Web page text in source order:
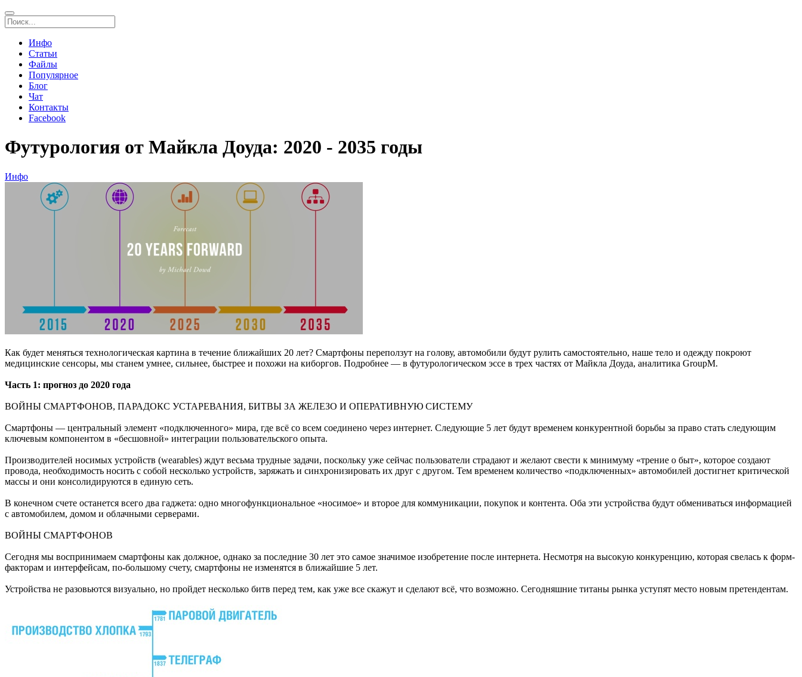
Инфо
Статьи
Файлы
Популярное
Блог
Чат
Контакты
Facebook
Футурология от Майкла Доуда: 2020 - 2035 годы
Инфо
Как будет меняться технологическая картина в течение ближайших 20 лет? Смартфоны переползут на голову, автомобили будут рулить самостоятельно, наше тело и одежду покроют
медицинские сенсоры, мы станем умнее, сильнее, быстрее и похожи на киборгов. Подробнее — в футурологическом эссе в трех частях от Майкла Доуда, аналитика GroupM.
Часть 1: прогноз до 2020 года
ВОЙНЫ СМАРТФОНОВ, ПАРАДОКС УСТАРЕВАНИЯ, БИТВЫ ЗА ЖЕЛЕЗО И ОПЕРАТИВНУЮ СИСТЕМУ
Смартфоны — центральный элемент «подключенного» мира, где всё со всем соединено через интернет. Следующие 5 лет будут временем конкурентной борьбы за право стать следующим
ключевым компонентом в «бесшовной» интеграции пользовательского опыта.
Производителей носимых устройств (wearables) ждут весьма трудные задачи, поскольку уже сейчас пользователи страдают и желают свести к минимуму «трение о быт», которое создают
провода, необходимость носить с собой несколько устройств, заряжать и синхронизировать их друг с другом. Тем временем количество «подключенных» автомобилей достигнет критической
массы и они консолидируются в единую сеть.
В конечном счете останется всего два гаджета: одно многофункциональное «носимое» и второе для коммуникации, покупок и контента. Оба эти устройства будут обмениваться информацией
с автомобилем, домом и облачными серверами.
ВОЙНЫ СМАРТФОНОВ
Сегодня мы воспринимаем смартфоны как должное, однако за последние 30 лет это самое значимое изобретение после интернета. Несмотря на высокую конкуренцию, которая свелась к форм-
факторам и интерфейсам, по-большому счету, смартфоны не изменятся в ближайшие 5 лет.
Устройства не разовьются визуально, но пройдет несколько битв перед тем, как уже все скажут и сделают всё, что возможно. Сегодняшние титаны рынка уступят место новым претендентам.